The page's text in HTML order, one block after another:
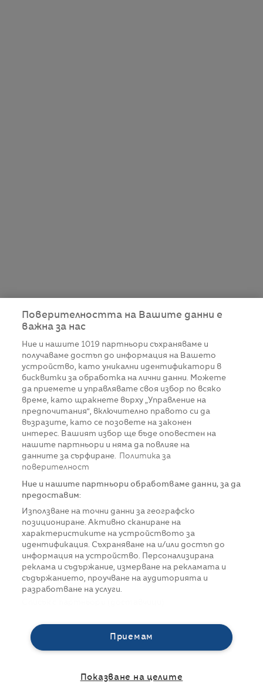
Поверителността на Вашите данни е
важна за нас
Ние и нашите 1019 партньори съхраняваме и
получаваме достъп до информация на Вашето
устройство, като уникални идентификатори в
бисквитки за обработка на лични данни. Можете
да приемете и управлявате своя избор по всяко
време, като щракнете върху „Управление на
предпочитания“, включително правото си да
възразите, като се позовете на законен
интерес. Вашият избор ще бъде оповестен на
нашите партньори и няма да повлияе на
данните за сърфиране.
Политика за
поверителност
Ние и нашите партньори обработваме данни, за да
предоставим:
Използване на точни данни за географско
позициониране. Активно сканиране на
характеристиките на устройството за
идентификация. Съхраняване на и/или достъп до
информация на устройство. Персонализирана
реклама и съдържание, измерване на рекламата и
съдържанието, проучване на аудиторията и
разработване на услуги.
Приемам
Показване на целите